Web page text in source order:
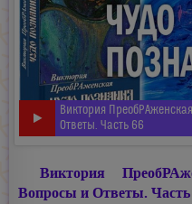
Виктория
Ответы. Часть 66
Виктория
Вопросы и Ответы. Часть